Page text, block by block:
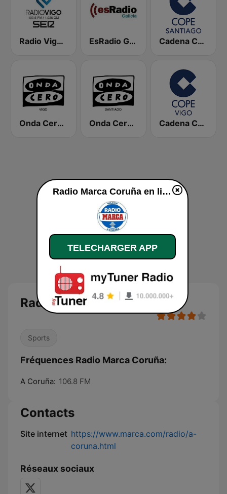
Radio Vigo SER EsRadio Galicia Cadena COPE Santiago
Onda Cero Vigo Onda Cero Santiago Cadena COPE Vigo
Radio Marca Coruña
Sports
Fréquences Radio Marca Coruña:
A Coruña: 106.8 FM
Contacts
Site internet https://www.marca.com/radio/a-
coruna.html
Réseaux sociaux
Radio Marca Coruña en ligne
TELECHARGER APP